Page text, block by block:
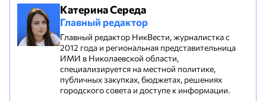
Катерина Середа
Главный редактор
Главный редактор НикВести, журналистка с
2012 года и региональная представительница
ИМИ в Николаевской области,
специализируется на местной политике,
публичных закупках, бюджетах, решениях
городского совета и доступе к информации.